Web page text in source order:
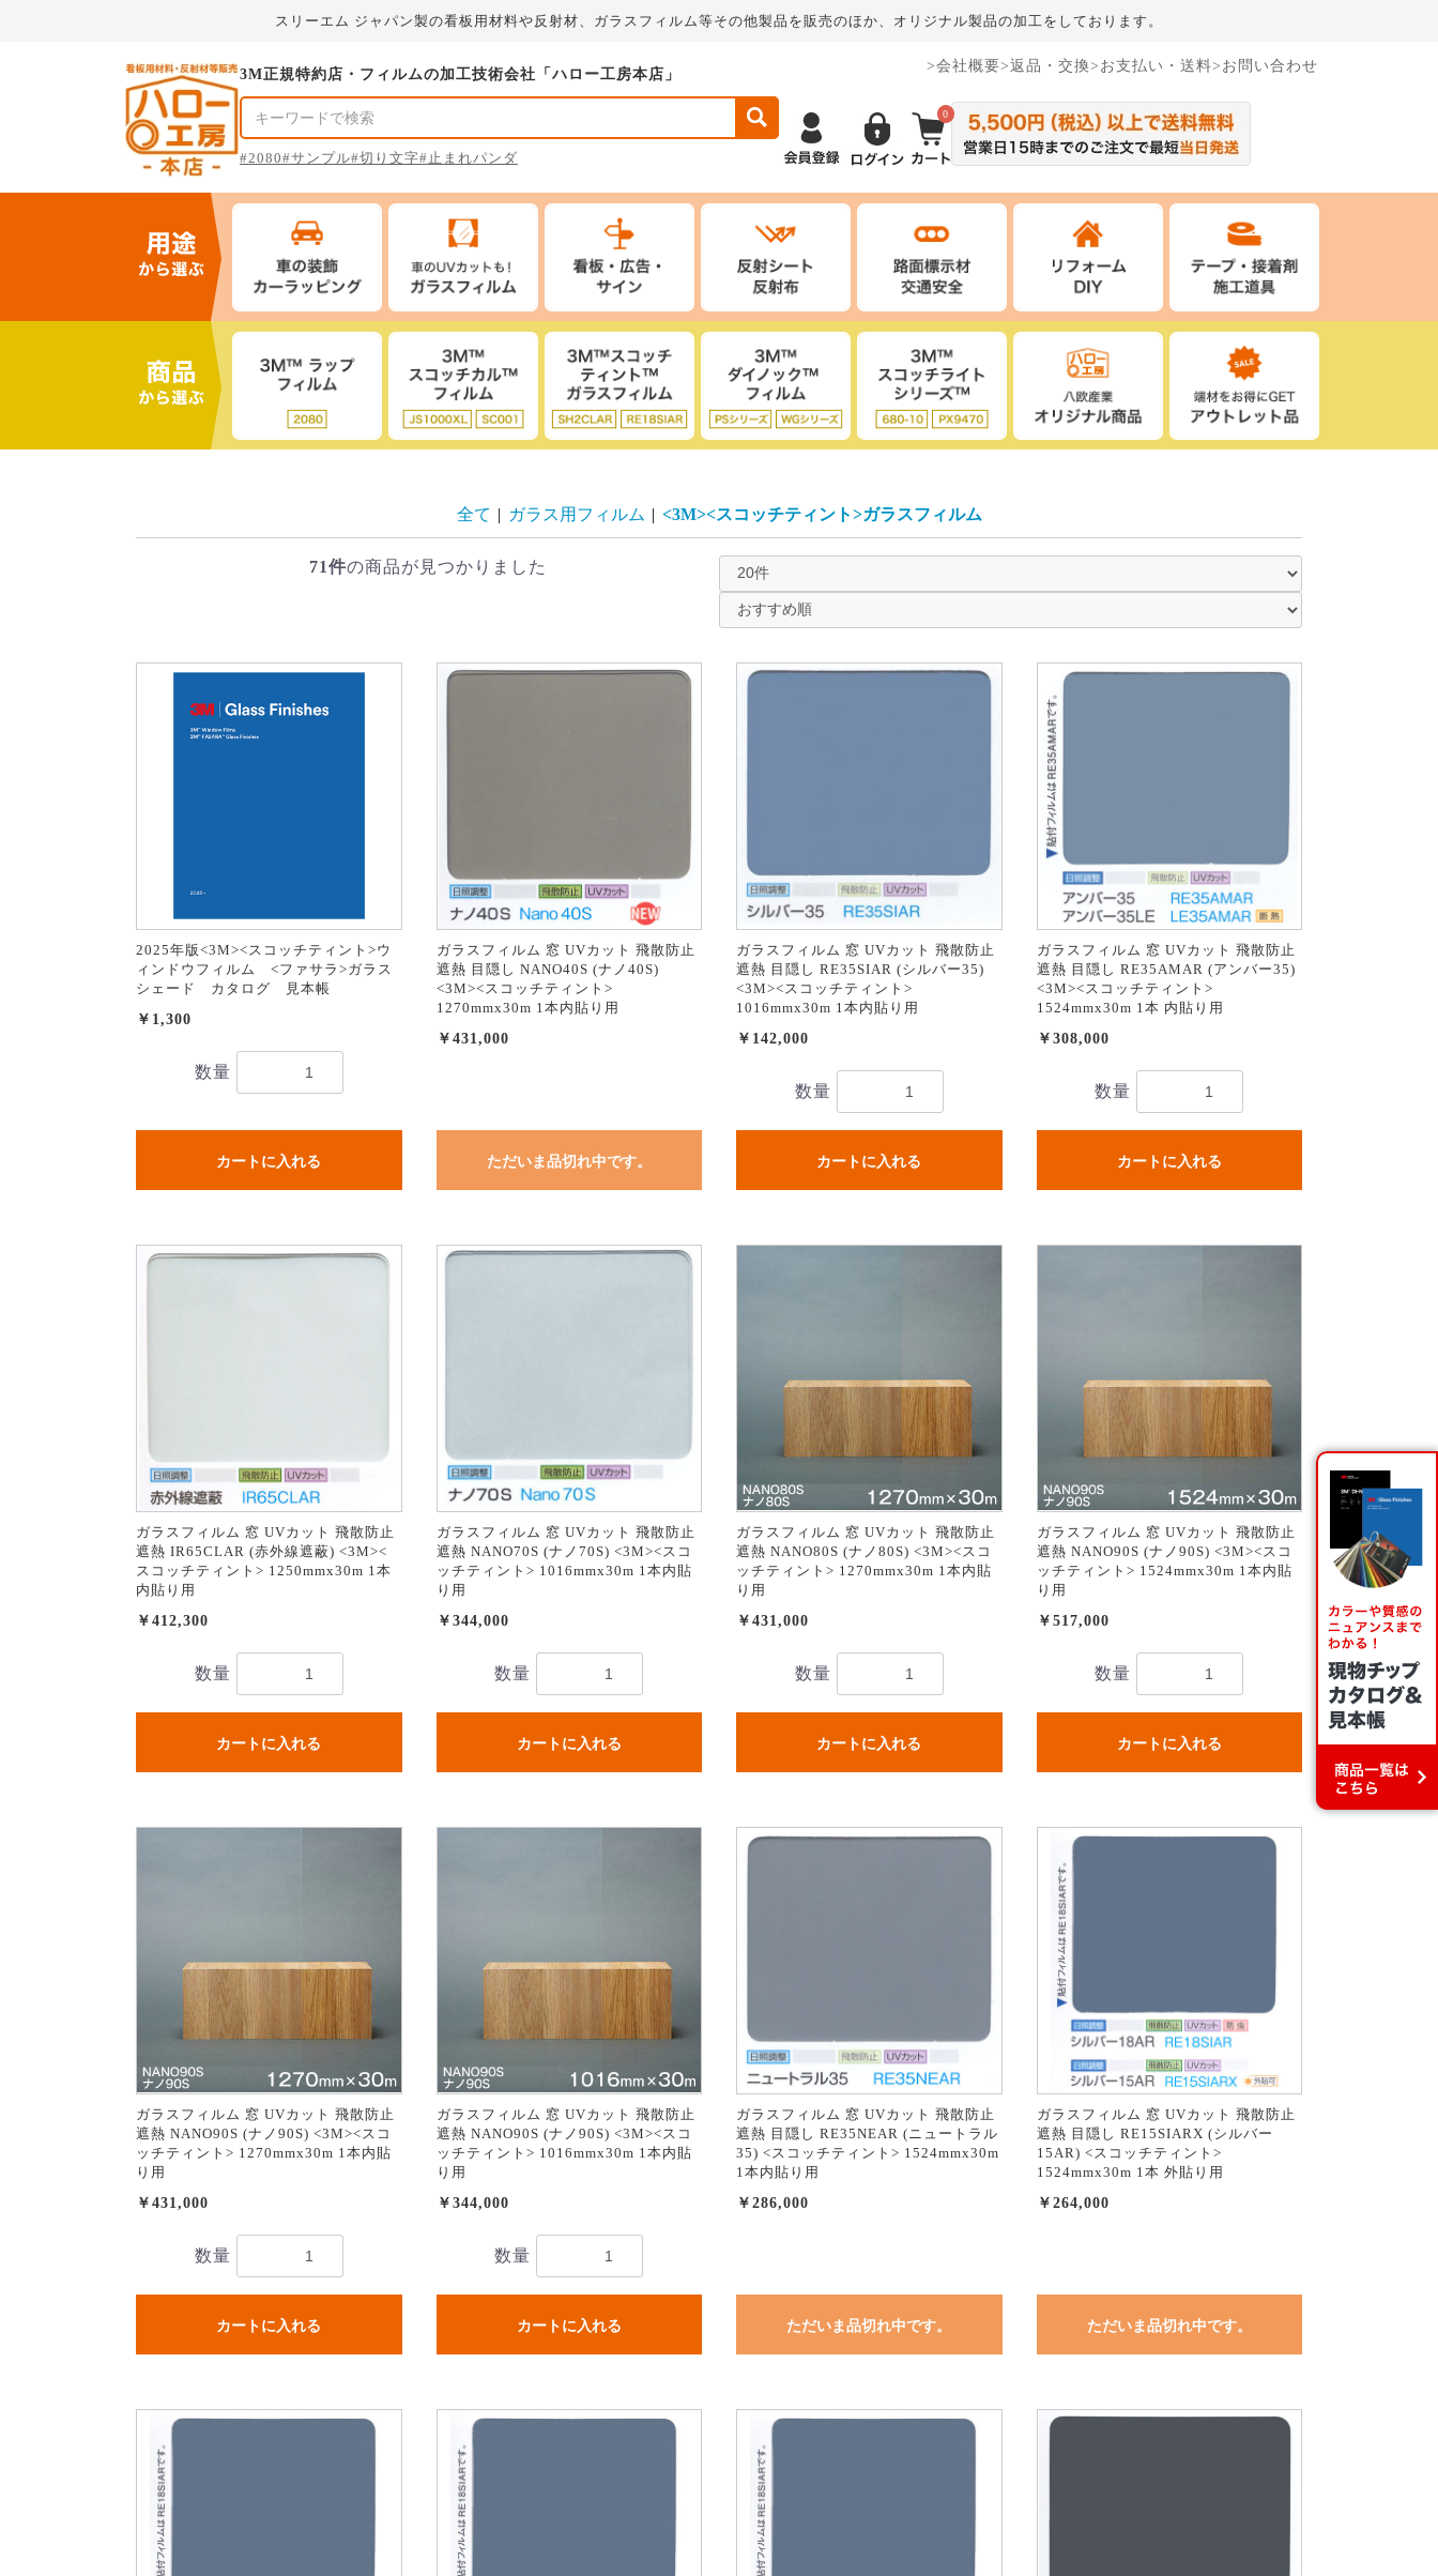
スリーエム ジャパン製の看板用材料や反射材、ガラスフィルム等その他製品を販売のほか、オリジナル製品の加工をしております。
3M正規特約店・フィルムの加工技術会社「ハロー工房本店」
#2080#サンプル#切り文字#止まれパンダ
>会社概要>返品・交換>お支払い・送料>お問い合わせ
0
全て | ガラス用フィルム | <3M><スコッチティント>ガラスフィルム
71件の商品が見つかりました
2025年版<3M><スコッチティント>ウ
ィンドウフィルム <ファサラ>ガラス
シェード カタログ 見本帳
￥1,300
数量
カートに入れる
ガラスフィルム 窓 UVカット 飛散防止
遮熱 目隠し NANO40S (ナノ40S)
<3M><スコッチティント>
1270mmx30m 1本内貼り用
￥431,000
ただいま品切れ中です。
ガラスフィルム 窓 UVカット 飛散防止
遮熱 目隠し RE35SIAR (シルバー35)
<3M><スコッチティント>
1016mmx30m 1本内貼り用
￥142,000
数量
カートに入れる
ガラスフィルム 窓 UVカット 飛散防止
遮熱 目隠し RE35AMAR (アンバー35)
<3M><スコッチティント>
1524mmx30m 1本 内貼り用
￥308,000
数量
カートに入れる
ガラスフィルム 窓 UVカット 飛散防止
遮熱 IR65CLAR (赤外線遮蔽) <3M><
スコッチティント> 1250mmx30m 1本
内貼り用
￥412,300
数量
カートに入れる
ガラスフィルム 窓 UVカット 飛散防止
遮熱 NANO70S (ナノ70S) <3M><スコ
ッチティント> 1016mmx30m 1本内貼
り用
￥344,000
数量
カートに入れる
ガラスフィルム 窓 UVカット 飛散防止
遮熱 NANO80S (ナノ80S) <3M><スコ
ッチティント> 1270mmx30m 1本内貼
り用
￥431,000
数量
カートに入れる
ガラスフィルム 窓 UVカット 飛散防止
遮熱 NANO90S (ナノ90S) <3M><スコ
ッチティント> 1524mmx30m 1本内貼
り用
￥517,000
数量
カートに入れる
ガラスフィルム 窓 UVカット 飛散防止
遮熱 NANO90S (ナノ90S) <3M><スコ
ッチティント> 1270mmx30m 1本内貼
り用
￥431,000
数量
カートに入れる
ガラスフィルム 窓 UVカット 飛散防止
遮熱 NANO90S (ナノ90S) <3M><スコ
ッチティント> 1016mmx30m 1本内貼
り用
￥344,000
数量
カートに入れる
ガラスフィルム 窓 UVカット 飛散防止
遮熱 目隠し RE35NEAR (ニュートラル
35) <スコッチティント> 1524mmx30m
1本内貼り用
￥286,000
ただいま品切れ中です。
ガラスフィルム 窓 UVカット 飛散防止
遮熱 目隠し RE15SIARX (シルバー
15AR) <スコッチティント>
1524mmx30m 1本 外貼り用
￥264,000
ただいま品切れ中です。
お買い物を続ける カートへ進む